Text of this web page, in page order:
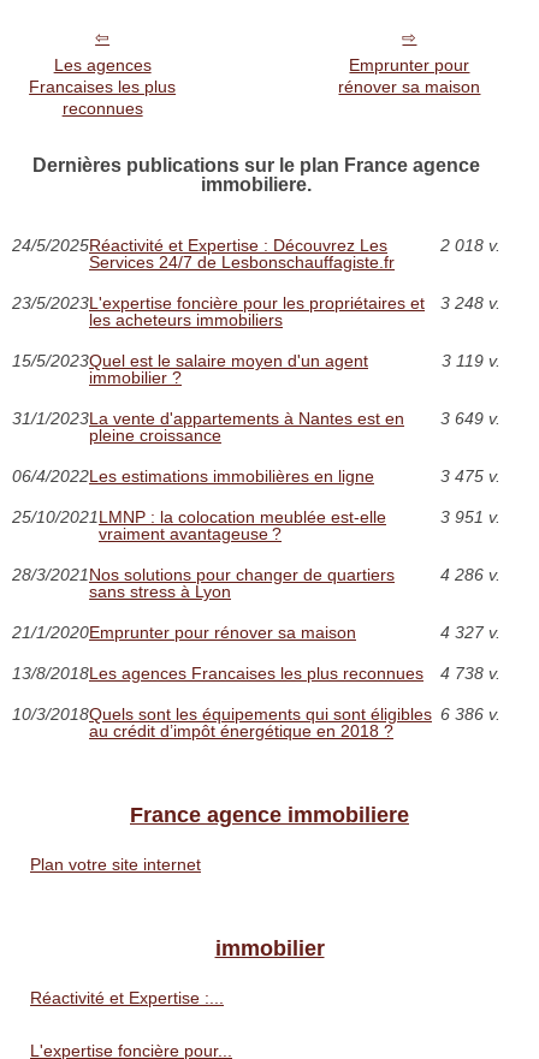
Les agences
Francaises les plus
reconnues
Emprunter pour
rénover sa maison
Dernières publications sur le plan France agence
immobiliere.
24/5/2025Réactivité et Expertise : Découvrez Les
Services 24/7 de Lesbonschauffagiste.fr
2 018 v.
23/5/2023L'expertise foncière pour les propriétaires et
les acheteurs immobiliers
3 248 v.
15/5/2023Quel est le salaire moyen d'un agent
immobilier ?
3 119 v.
31/1/2023La vente d'appartements à Nantes est en
pleine croissance
3 649 v.
06/4/2022Les estimations immobilières en ligne 3 475 v.
25/10/2021LMNP : la colocation meublée est-elle
vraiment avantageuse ?
3 951 v.
28/3/2021Nos solutions pour changer de quartiers
sans stress à Lyon
4 286 v.
21/1/2020Emprunter pour rénover sa maison 4 327 v.
13/8/2018Les agences Francaises les plus reconnues 4 738 v.
10/3/2018Quels sont les équipements qui sont éligibles
au crédit d’impôt énergétique en 2018 ?
6 386 v.
France agence immobiliere
Plan votre site internet
immobilier
Réactivité et Expertise :...
L'expertise foncière pour...